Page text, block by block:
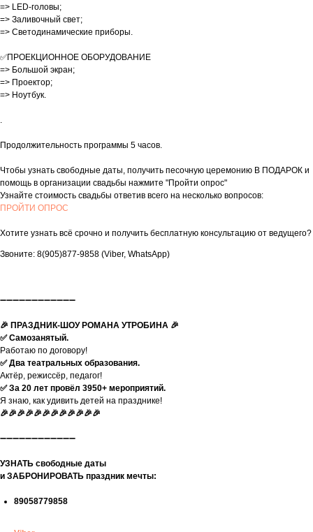
=> LED-головы;
=> Заливочный свет;
=> Светодинамические приборы.
✅ПРОЕКЦИОННОЕ ОБОРУДОВАНИЕ
=> Большой экран;
=> Проектор;
=> Ноутбук.
Продолжительность программы 5 часов.
Чтобы узнать свободные даты, получить песочную церемонию В ПОДАРОК и
помощь в организации свадьбы нажмите "Пройти опрос"
Узнайте стоимость свадьбы ответив всего на несколько вопросов:
ПРОЙТИ ОПРОС
Хотите узнать всё срочно и получить бесплатную консультацию от ведущего?
Звоните: 8(905)877-9858 (Viber, WhatsApp)
➖➖➖➖➖➖➖➖➖➖➖➖
🎉 ПРАЗДНИК-ШОУ РОМАНА УТРОБИНА 🎉
✅ Самозанятый.
Работаю по договору!
✅ Два театральных образования.
Актёр, режиссёр, педагог!
✅ За 20 лет провёл 3950+ мероприятий.
Я знаю, как удивить детей на празднике!
🎉🎉🎉🎉🎉🎉🎉🎉🎉🎉🎉🎉
➖➖➖➖➖➖➖➖➖➖➖➖
УЗНАТЬ свободные даты
и ЗАБРОНИРОВАТЬ праздник мечты:
89058779858